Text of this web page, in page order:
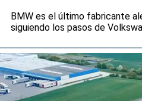
BMW es el último fabricante
siguiendo los pasos de